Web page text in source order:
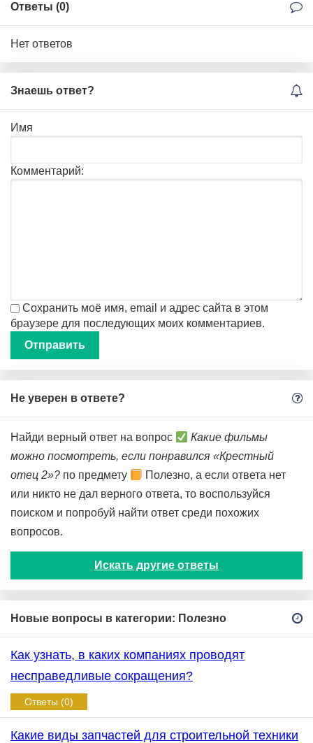
Ответы (0)
Нет ответов
Знаешь ответ?
Имя
Комментарий:
Сохранить моё имя, email и адрес сайта в этом
браузере для последующих моих комментариев.
Не уверен в ответе?
Найди верный ответ на вопрос
Какие фильмы
можно посмотреть, если понравился «Крестный
отец 2»? по предмету
Полезно, а если ответа нет
или никто не дал верного ответа, то воспользуйся
поиском и попробуй найти ответ среди похожих
вопросов.
Искать другие ответы
Новые вопросы в категории: Полезно
Как узнать, в каких компаниях проводят
несправедливые сокращения?
Ответы (0)
Какие виды запчастей для строительной техники